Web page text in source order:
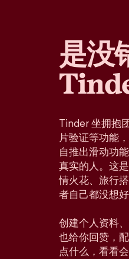
是没
Tinder 坐拥抱
片验证等功能
自推出滑动功
真实的人。这
情火花、旅行
者自己都没想
创建个人资料
也给你回赞，
点什么，看看